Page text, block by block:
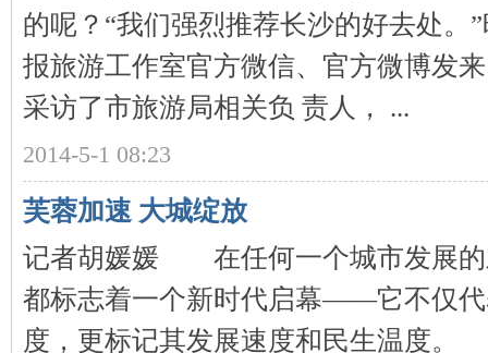
的呢？“我们强烈推荐长沙的好去处。
报旅游工作室官方微信、官方微博发
采访了市旅游局相关负 责人， ...
2014-5-1 08:23
芙蓉加速 大城绽放
记者胡媛媛 在任何一个城市发展的
都标志着一个新时代启幕——它不仅
度，更标记其发展速度和民生温度